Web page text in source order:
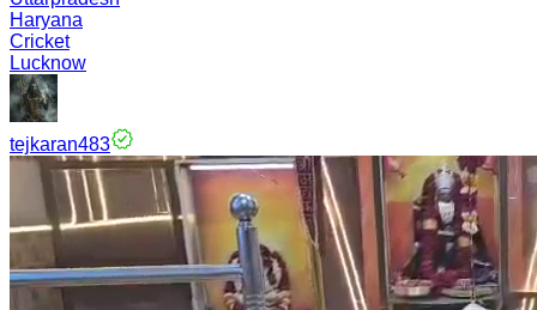
Haryana
Cricket
Lucknow
tejkaran483